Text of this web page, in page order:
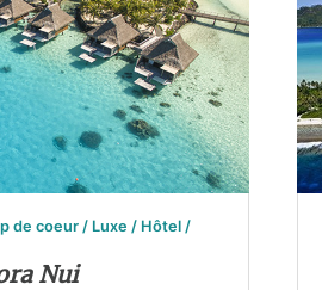
de coeur / Luxe / Hôtel /
Nui